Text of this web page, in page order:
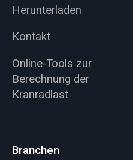
Herunterladen
Kontakt
Online-Tools zur
Berechnung der
Kranradlast
Branchen